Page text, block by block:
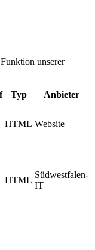
unserer
Typ Anbieter
HTML Website
HTML
Südwestfalen-
IT